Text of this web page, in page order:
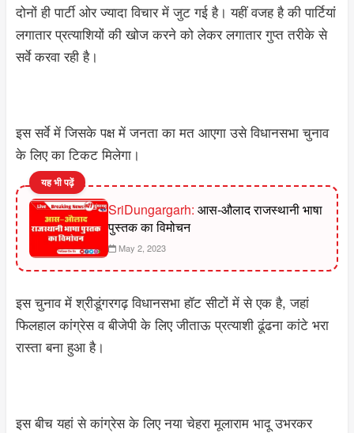
दोनों ही पार्टी ओर ज्यादा विचार में जुट गई है। यहीं वजह है की पार्टियां
लगातार प्रत्याशियों की खोज करने को लेकर लगातार गुप्त तरीके से
सर्वे करवा रही है।
इस सर्वे में जिसके पक्ष में जनता का मत आएगा उसे विधानसभा चुनाव
के लिए का टिकट मिलेगा।
यह भी पढ़ें
SriDungargarh: आस-औलाद राजस्थानी भाषा
पुस्तक का विमोचन
May 2, 2023
इस चुनाव में श्रीडूंगरगढ़ विधानसभा हॉट सीटों में से एक है, जहां
फिलहाल कांग्रेस व बीजेपी के लिए जीताऊ प्रत्याशी ढूंढना कांटे भरा
रास्ता बना हुआ है।
इस बीच यहां से कांग्रेस के लिए नया चेहरा मूलाराम भादू उभरकर